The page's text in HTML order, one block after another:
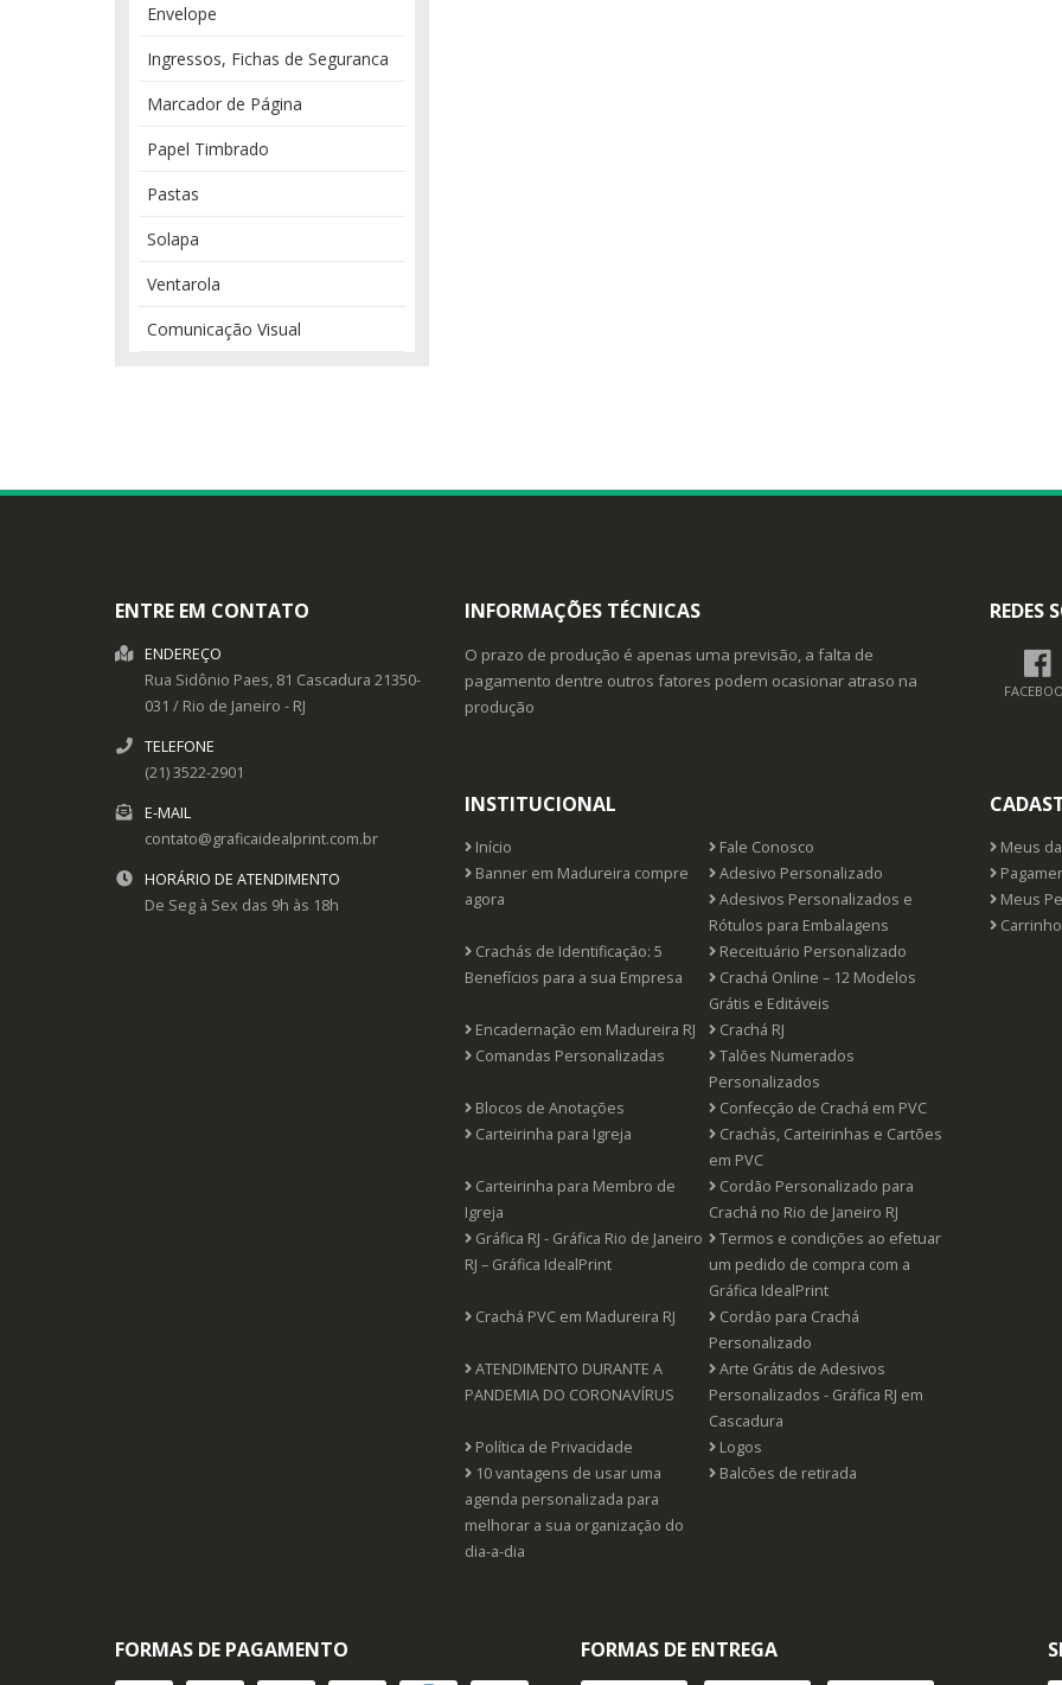
Envelope
Ingressos, Fichas de Seguranca
Marcador de Página
Papel Timbrado
Pastas
Solapa
Ventarola
Comunicação Visual
ENTRE EM CONTATO
ENDEREÇO
Rua Sidônio Paes, 81 Cascadura 21350-
031 / Rio de Janeiro - RJ
TELEFONE
(21) 3522-2901
E-MAIL
contato@graficaidealprint.com.br
HORÁRIO DE ATENDIMENTO
De Seg à Sex das 9h às 18h
INFORMAÇÕES TÉCNICAS
O prazo de produção é apenas uma previsão, a falta de
pagamento dentre outros fatores podem ocasionar atraso na
produção
REDES
INSTITUCIONAL
Início
Fale Conosco
Banner em Madureira compre
agora
Adesivo Personalizado
Adesivos Personalizados e
Rótulos para Embalagens
Crachás de Identificação: 5
Benefícios para a sua Empresa
Receituário Personalizado
Crachá Online – 12 Modelos
Grátis e Editáveis
Encadernação em Madureira RJ
Crachá RJ
Comandas Personalizadas
Talões Numerados
Personalizados
Blocos de Anotações
Confecção de Crachá em PVC
Carteirinha para Igreja
Crachás, Carteirinhas e Cartões
em PVC
Carteirinha para Membro de
Igreja
Cordão Personalizado para
Crachá no Rio de Janeiro RJ
Gráfica RJ - Gráfica Rio de Janeiro
RJ – Gráfica IdealPrint
Termos e condições ao efetuar
um pedido de compra com a
Gráfica IdealPrint
Crachá PVC em Madureira RJ
Cordão para Crachá
Personalizado
ATENDIMENTO DURANTE A
PANDEMIA DO CORONAVÍRUS
Arte Grátis de Adesivos
Personalizados - Gráfica RJ em
Cascadura
Política de Privacidade
Logos
10 vantagens de usar uma
agenda personalizada para
melhorar a sua organização do
dia-a-dia
Balcões de retirada
Meus
Meus
Carrinho
FORMAS DE PAGAMENTO FORMAS DE ENTREGA